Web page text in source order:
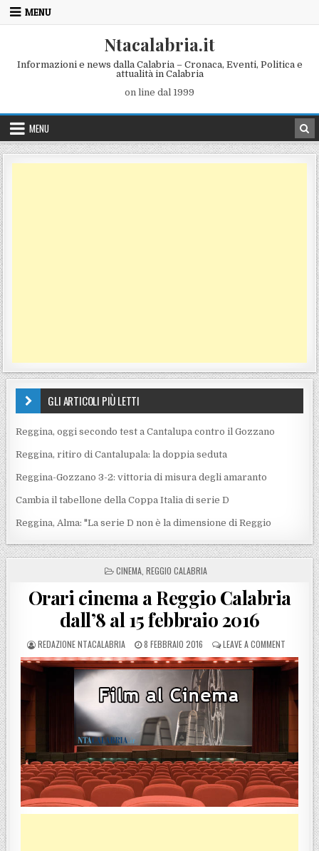
Skip to content
MENU
Ntacalabria.it
Informazioni e news dalla Calabria – Cronaca, Eventi, Politica e
attualità in Calabria
on line dal 1999
MENU
GLI ARTICOLI PIÙ LETTI
Reggina, oggi secondo test a Cantalupa contro il Gozzano
Reggina, ritiro di Cantalupala: la doppia seduta
Reggina-Gozzano 3-2: vittoria di misura degli amaranto
Cambia il tabellone della Coppa Italia di serie D
Reggina, Alma: "La serie D non è la dimensione di Reggio
POSTED IN
CINEMA REGGIO CALABRIA
Orari cinema a Reggio Calabria
dall’8 al 15 febbraio 2016
POSTED BY
REDAZIONE NTACALABRIA POSTED ON
8 FEBBRAIO 2016 LEAVE A COMMENTON